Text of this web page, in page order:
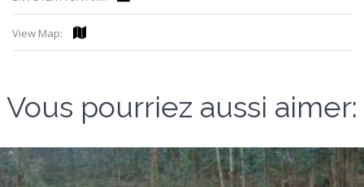
View Map:
Vous pourriez aussi aimer: